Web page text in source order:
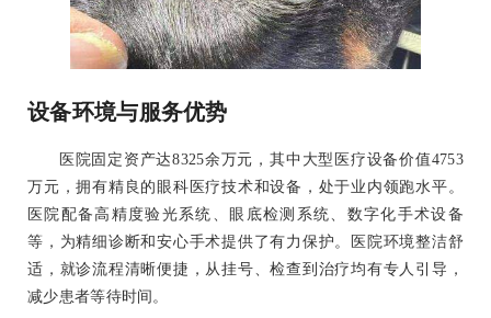
设备环境与服务优势
医院固定资产达8325余万元，其中大型医疗设备价值4753
万元，拥有精良的眼科医疗技术和设备，处于业内领跑水平。
医院配备高精度验光系统、眼底检测系统、数字化手术设备
等，为精细诊断和安心手术提供了有力保护。医院环境整洁舒
适，就诊流程清晰便捷，从挂号、检查到治疗均有专人引导，
减少患者等待时间。